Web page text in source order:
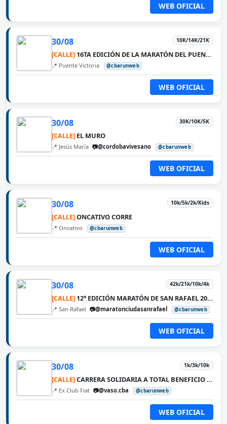
WEB OFICIAL
30/08 10K/14K/21K
[CALLE] 16TA EDICIÓN DE LA MARATÓN DEL PUENTE ROSARIO VICTORIA
📍 Puente Victoria @cbarunweb
WEB OFICIAL
30/08 30K/10K/5K
[CALLE] EL MURO
📍 Jesús María 📷@cordobavivesano @cbarunweb
WEB OFICIAL
30/08 10k/5k/2k/Kids
[CALLE]ONCATIVO CORRE
📍 Oncativo @cbarunweb
WEB OFICIAL
30/08 42k/21k/10k/4k
[CALLE] 12° EDICIÓN MARATÓN DE SAN RAFAEL 2026
📍 San Rafael 📷@maratonciudasanrafael @cbarunweb
WEB OFICIAL
30/08 1k/3k/10k
[CALLE]CARRERA SOLIDARIA A TOTAL BENEFICIO DE VASO
📍 Ex Club Fiat 📷@vaso.cba @cbarunweb
WEB OFICIAL